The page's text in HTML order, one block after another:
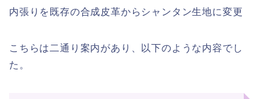
内張りを既存の合成皮革からシャンタン生地に変更
こちらは二通り案内があり、以下のような内容でし
た。